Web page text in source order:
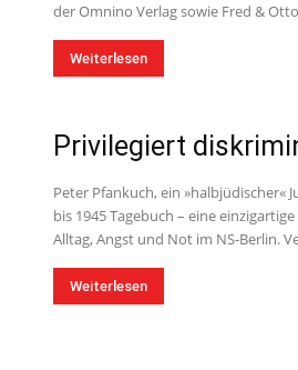
der Omnino Verlag sowie Fred &
Weiterlesen
Privilegiert
Peter Pfankuch, ein »halbjüdischer«
bis 1945 Tagebuch – eine
Alltag, Angst und Not im NS-Berlin.
Weiterlesen